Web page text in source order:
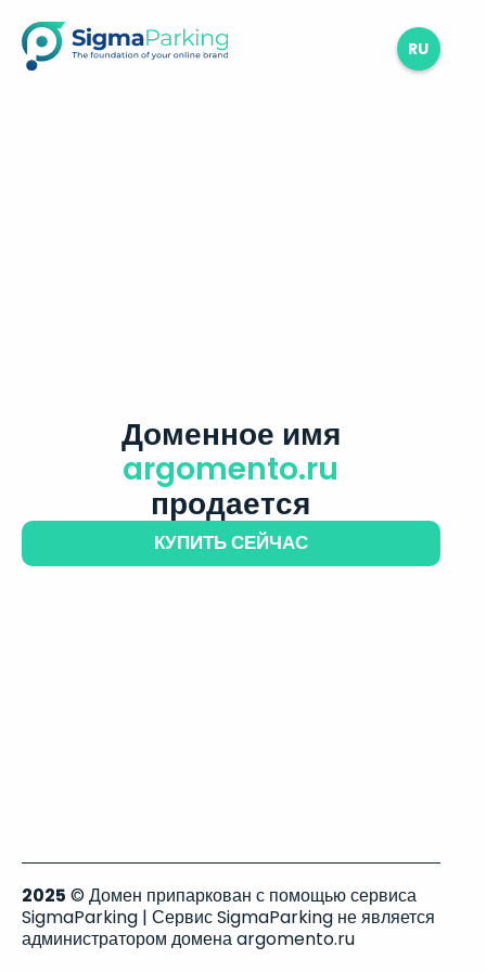
RU
Доменное имя
argomento.ru
продается
КУПИТЬ СЕЙЧАС
2025 © Домен припаркован с помощью сервиса
SigmaParking | Сервис SigmaParking не является
администратором домена argomento.ru